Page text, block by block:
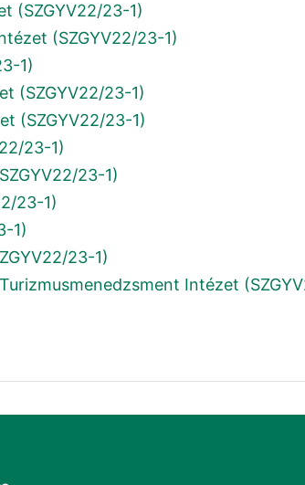
(SZGYV22/23-1)
(SZGYV22/23-1)
1)
(SZGYV22/23-1)
(SZGYV22/23-1)
23-1)
23-1)
23-1)
1)
23-1)
Intézet